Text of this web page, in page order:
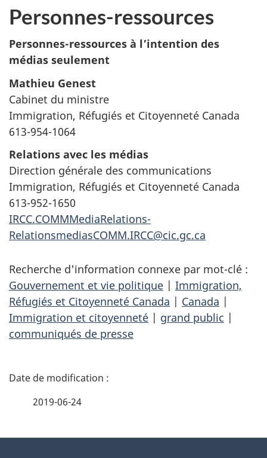
Personnes-ressources
Personnes-ressources à l’intention des
médias seulement
Mathieu Genest
Cabinet du ministre
Immigration, Réfugiés et Citoyenneté Canada
613-954-1064
Relations avec les médias
Direction générale des communications
Immigration, Réfugiés et Citoyenneté Canada
613-952-1650
IRCC.COMMMediaRelations-
RelationsmediasCOMM.IRCC@cic.gc.ca
Recherche d'information connexe par mot-clé :
Gouvernement et vie politique | Immigration,
Réfugiés et Citoyenneté Canada | Canada |
Immigration et citoyenneté | grand public |
communiqués de presse
D
2019-06-24